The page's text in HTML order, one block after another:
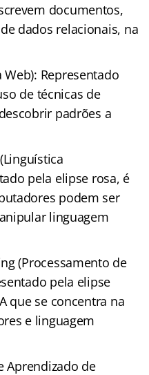
documentos,
dados relacionais, na
Representado
de técnicas de
padrões a
pela elipse rosa, é
podem ser
linguagem
(Processamento de
pela elipse
que se concentra na
e linguagem
Aprendizado de